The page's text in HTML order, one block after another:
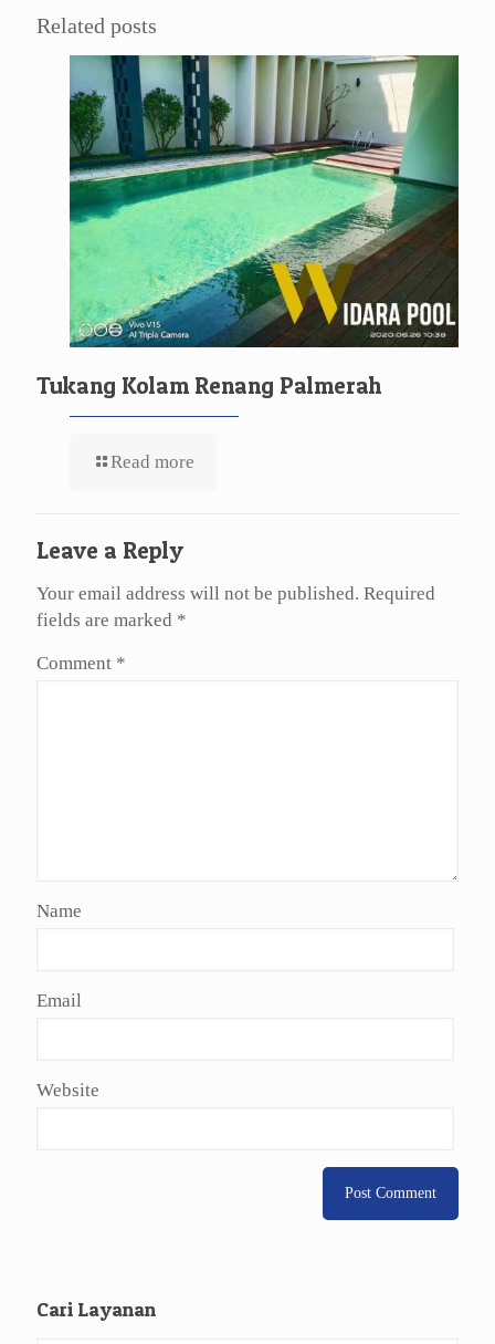
Related posts
Tukang Kolam Renang Palmerah
Read more
Leave a Reply
Your email address will not be published. Required
fields are marked *
Comment *
Name
Email
Website
Cari Layanan